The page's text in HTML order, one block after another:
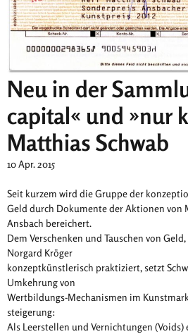
Neu in der
capital« und »nur
Matthias Schwab
10 Apr. 2015
Seit kurzem wird die Gruppe der
Geld durch Dokumente der Aktionen von
Ansbach bereichert.
Dem Verschenken und Tauschen von
Norgard Kröger
konzeptkünstlerisch praktiziert, setzt
Umkehrung von
Wertbildungs-Mechanismen im
steigerung:
Als Leerstellen und Vernichtungen